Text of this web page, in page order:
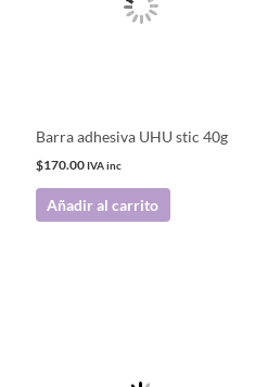
Barra adhesiva UHU stic 40g
$170.00 IVA inc
Añadir al carrito